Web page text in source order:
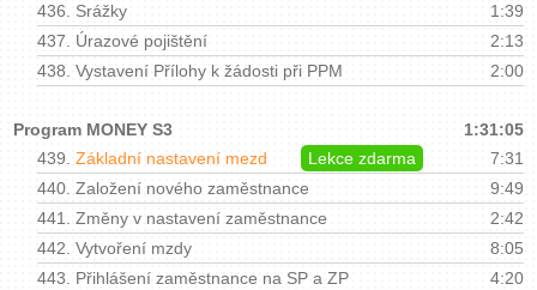
436. Srážky
1:39
437. Úrazové pojištění
2:13
438. Vystavení Přílohy k žádosti při PPM 2:00
Program MONEY S3
1:31:05
439. Základní nastavení mezd Lekce zdarma
7:31
440. Založení nového zaměstnance
9:49
441. Změny v nastavení zaměstnance
2:42
442. Vytvoření mzdy
8:05
443. Přihlášení zaměstnance na SP a ZP
4:20